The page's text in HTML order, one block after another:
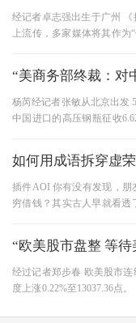
经记者卓志强出生于广州
上流传，多家媒体将其作
“美商务部终裁：对
杨芮经记者张敏从北京出发
中国进口的高压钢瓶征收
如何用成语拆穿虚
插件AOI 你有没有发现，朋
穷借钱？其实古人早就看透
“欧美股市盘整 等
经过记者郑步春 欧美股市
度上涨0.22%至13037.36点